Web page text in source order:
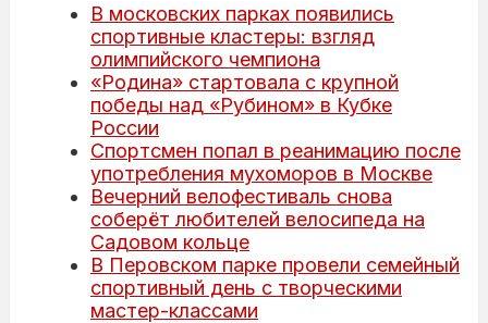
В московских парках появились
спортивные кластеры: взгляд
олимпийского чемпиона
«Родина» стартовала с крупной
победы над «Рубином» в Кубке
России
Спортсмен попал в реанимацию после
употребления мухоморов в Москве
Вечерний велофестиваль снова
соберёт любителей велосипеда на
Садовом кольце
В Перовском парке провели семейный
спортивный день с творческими
мастер-классами